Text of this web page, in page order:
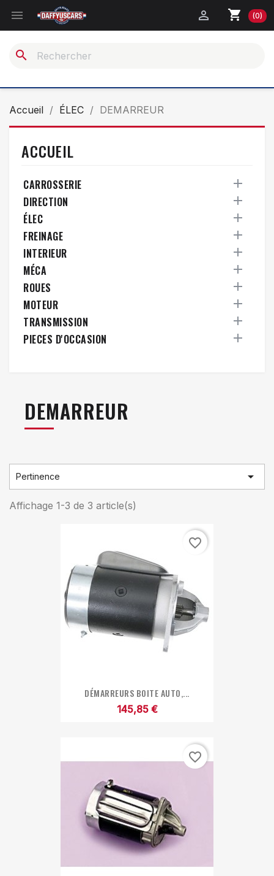
 shopping_cart (0)

search
Accueil ÉLEC DEMARREUR
ACCUEIL
CARROSSERIE

DIRECTION

ÉLEC

FREINAGE

INTERIEUR

MÉCA

ROUES

MOTEUR

TRANSMISSION

PIECES D'OCCASION

DEMARREUR
Pertinence 
Affichage 1-3 de 3 article(s)
DÉMARREURS BOITE AUTO,...
145,85 €
favorite_border
favorite_border